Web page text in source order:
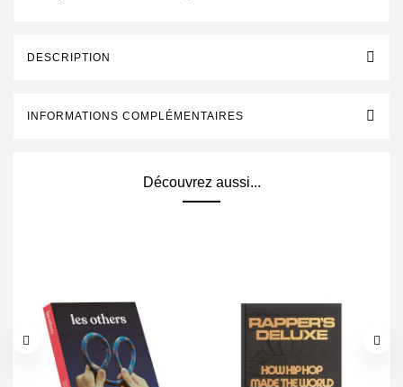
DESCRIPTION
INFORMATIONS COMPLÉMENTAIRES
Découvrez aussi...